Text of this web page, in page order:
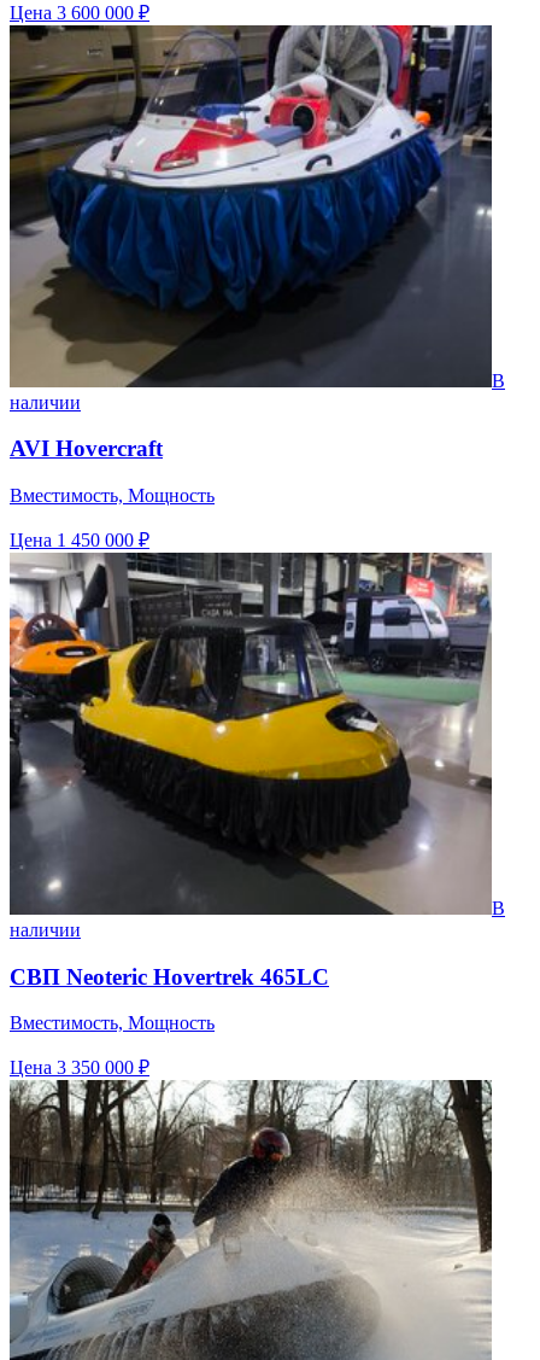
Цена 3 600 000 ₽
В
наличии
AVI Hovercraft
Вместимость, Мощность
Цена 1 450 000 ₽
В
наличии
СВП Neoteric Hovertrek 465LC
Вместимость, Мощность
Цена 3 350 000 ₽